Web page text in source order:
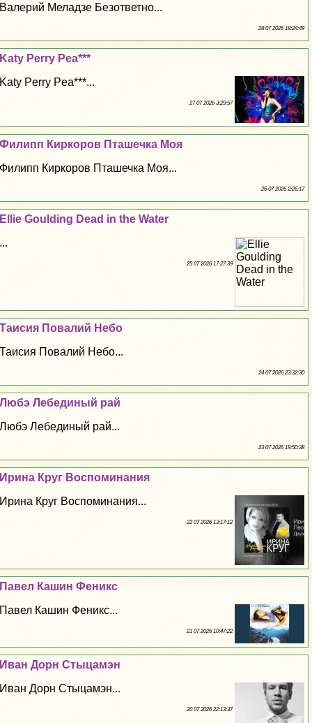
Валерий Меладзе Безответно...
28 07 2026 18:24:49
Katy Perry Pea***
Katy Perry Pea***...
27 07 2026 3:29:57
Филипп Киркоров Пташечка Моя
Филипп Киркоров Пташечка Моя...
26 07 2026 2:26:17
Ellie Goulding Dead in the Water
...
25 07 2026 17:27:39
Таисия Повалий Небо
Таисия Повалий Небо...
24 07 2026 23:32:30
Любэ Лебединый рай
Любэ Лебединый рай...
23 07 2026 19:50:38
Ирина Круг Воспоминания
Ирина Круг Воспоминания...
22 07 2026 13:17:12
Павел Кашин Феникс
Павел Кашин Феникс...
21 07 2026 10:47:22
Иван Дорн Стыцамэн
Иван Дорн Стыцамэн...
20 07 2026 22:13:37